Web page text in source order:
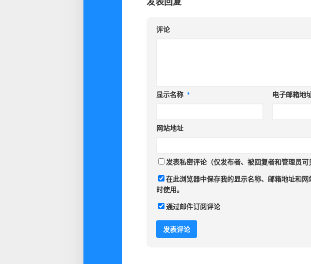
评论
显示名称 * 电子邮箱地
网站地址
发表私密评论（仅发布者、被回复者和管理员可
在此浏览器中保存我的显示名称、邮箱地址和
时使用。
通过邮件订阅评论